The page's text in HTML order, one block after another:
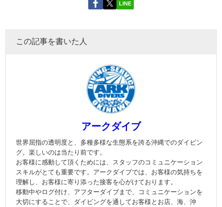
LINE
この記事を書いた人
アークダイブ
世界屈指の透明度と、多種多様な生態系を誇る沖縄でのダイビン
グ。楽しいのは当たり前です。
お客様に感動して頂くためには、スタッフのコミュニケーション
スキルがとても重要です。アークダイブでは、お客様の気持ちを
理解し、お客様に寄り添った接客を心がけております。
移動中やログ付け、アフターダイブまで、コミュニケーションを
大切にすることで、ダイビングを通してお客様とお店、海、沖